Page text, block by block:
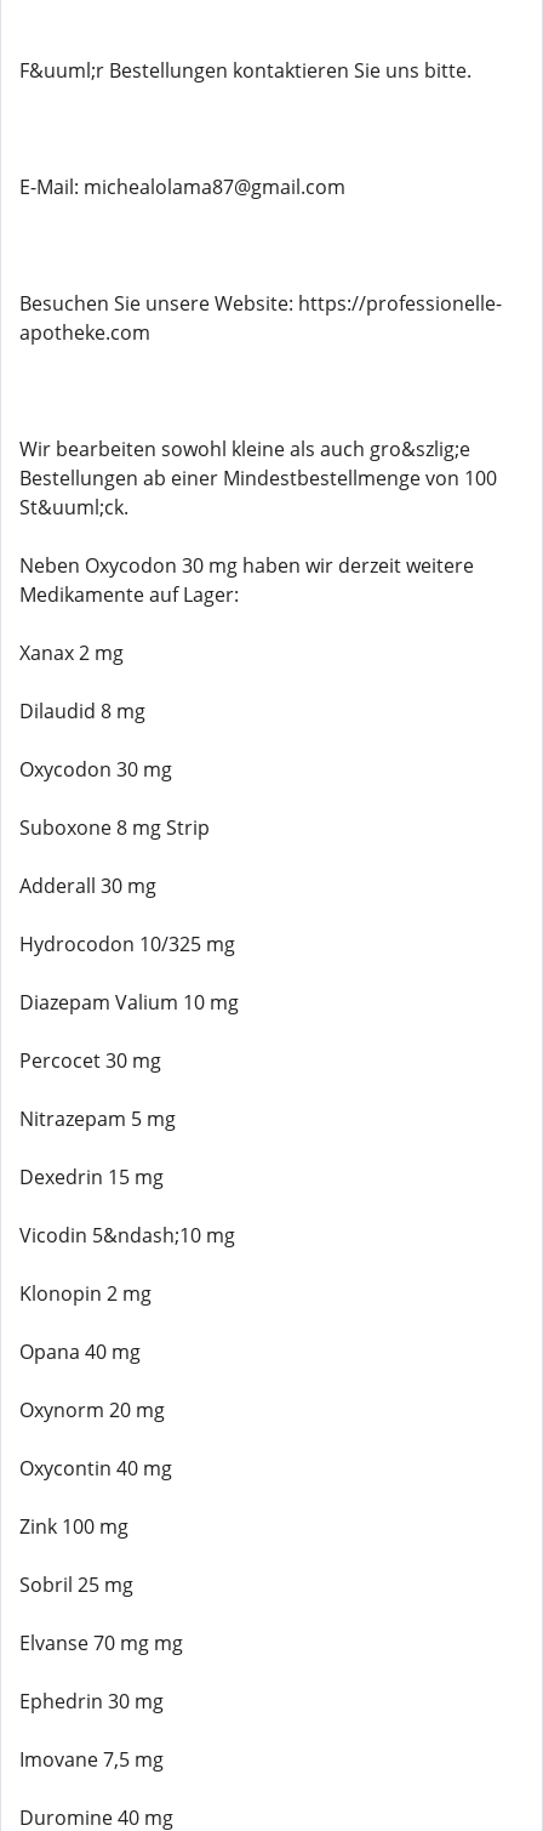
F&uuml;r Bestellungen kontaktieren Sie uns bitte.
E-Mail: michealolama87@gmail.com
Besuchen Sie unsere Website: https://professionelle-
apotheke.com
Wir bearbeiten sowohl kleine als auch gro&szlig;e
Bestellungen ab einer Mindestbestellmenge von 100
St&uuml;ck.
Neben Oxycodon 30 mg haben wir derzeit weitere
Medikamente auf Lager:
Xanax 2 mg
Dilaudid 8 mg
Oxycodon 30 mg
Suboxone 8 mg Strip
Adderall 30 mg
Hydrocodon 10/325 mg
Diazepam Valium 10 mg
Percocet 30 mg
Nitrazepam 5 mg
Dexedrin 15 mg
Vicodin 5&ndash;10 mg
Klonopin 2 mg
Opana 40 mg
Oxynorm 20 mg
Oxycontin 40 mg
Zink 100 mg
Sobril 25 mg
Elvanse 70 mg mg
Ephedrin 30 mg
Imovane 7,5 mg
Duromine 40 mg